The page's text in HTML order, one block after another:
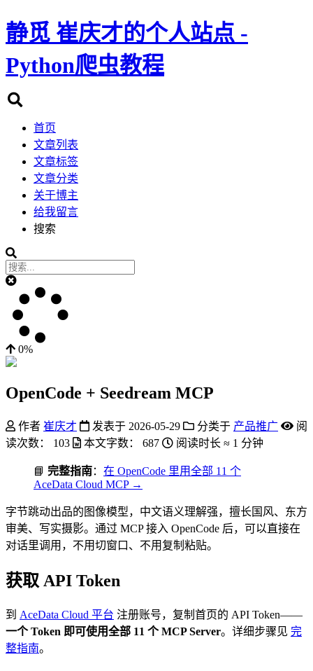
静觅 崔庆才的个人站点 -
Python爬虫教程
首页
文章列表
文章标签
文章分类
关于博主
给我留言
搜索
0%
OpenCode + Seedream MCP
作者 崔庆才 发表于 2026-05-29 分类于 产品推广
阅
读次数：
103 本文字数： 687 阅读时长 ≈ 1 分钟
📘 完整指南： 在 OpenCode 里用全部 11 个
AceData Cloud MCP →
字节跳动出品的图像模型，中文语义理解强，擅长国风、东方
审美、写实摄影。通过 MCP 接入 OpenCode 后，可以直接在
对话里调用，不用切窗口、不用复制粘贴。
获取 API Token
到 AceData Cloud 平台 注册账号，复制首页的 API Token——
一个 Token 即可使用全部 11 个 MCP Server。详细步骤见 完
整指南。